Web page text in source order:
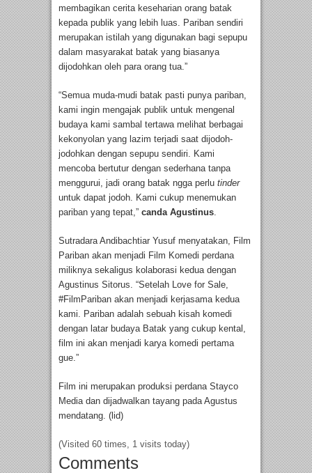
membagikan cerita keseharian orang batak
kepada publik yang lebih luas. Pariban sendiri
merupakan istilah yang digunakan bagi sepupu
dalam masyarakat batak yang biasanya
dijodohkan oleh para orang tua.”
“Semua muda-mudi batak pasti punya pariban,
kami ingin mengajak publik untuk mengenal
budaya kami sambal tertawa melihat berbagai
kekonyolan yang lazim terjadi saat dijodoh-
jodohkan dengan sepupu sendiri. Kami
mencoba bertutur dengan sederhana tanpa
menggurui, jadi orang batak ngga perlu tinder
untuk dapat jodoh. Kami cukup menemukan
pariban yang tepat,” canda Agustinus
Sutradara Andibachtiar Yusuf menyatakan, Film
Pariban akan menjadi Film Komedi perdana
miliknya sekaligus kolaborasi kedua dengan
Agustinus Sitorus. “Setelah Love for Sale,
#FilmPariban akan menjadi kerjasama kedua
kami. Pariban adalah sebuah kisah komedi
dengan latar budaya Batak yang cukup kental,
film ini akan menjadi karya komedi pertama
gue.”
Film ini merupakan produksi perdana Stayco
Media dan dijadwalkan tayang pada Agustus
mendatang. (lid)
(Visited 60 times, 1 visits today)
Comments